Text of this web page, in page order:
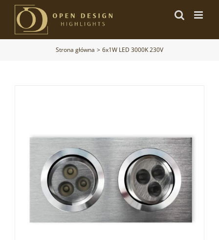
Przejdź
zawartości
Strona główna 6x1W LED 3000K 230V